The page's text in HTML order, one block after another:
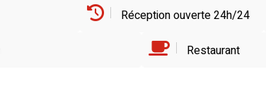
Réception ouverte 24h/24
Restaurant